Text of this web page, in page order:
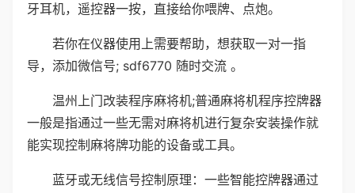
牙耳机，遥控器一按，直接给你喂牌、点炮。
若你在仪器使用上需要帮助，想获取一对一指
导，添加微信号; sdf6770 随时交流 。
温州上门改装程序麻将机;普通麻将机程序控牌器
一般是指通过一些无需对麻将机进行复杂安装操作就
能实现控制麻将牌功能的设备或工具。
蓝牙或无线信号控制原理：一些智能控牌器通过